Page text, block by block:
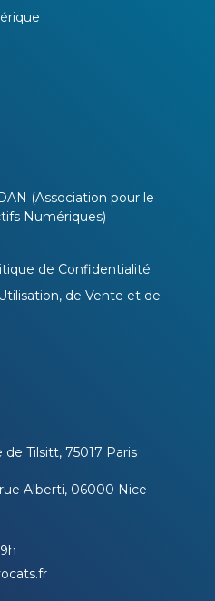
(Association pour le
Numériques)
de Confidentialité
de Vente et de
de Tilsitt, 75017 Paris
Alberti, 06000 Nice